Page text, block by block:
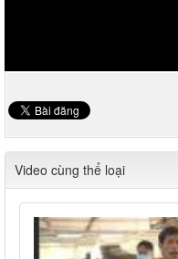
Video cùng thể loại